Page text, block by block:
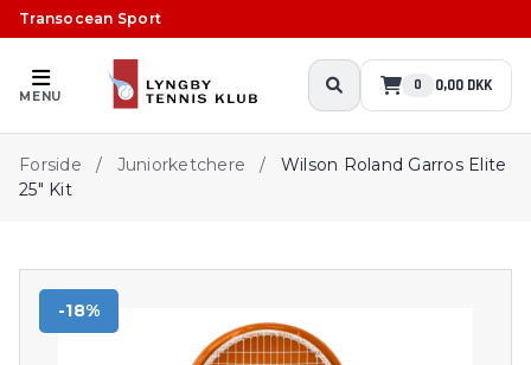
Transocean Sport
MENU
0 0,00 DKK
Forside / Juniorketchere /
Wilson Roland Garros Elite
25" Kit
-18%